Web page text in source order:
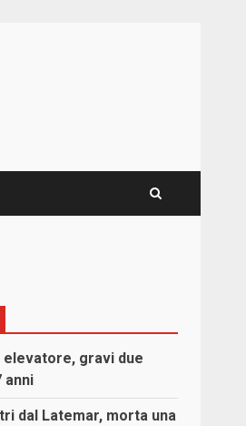
gravi due
anni
dal Latemar, morta una